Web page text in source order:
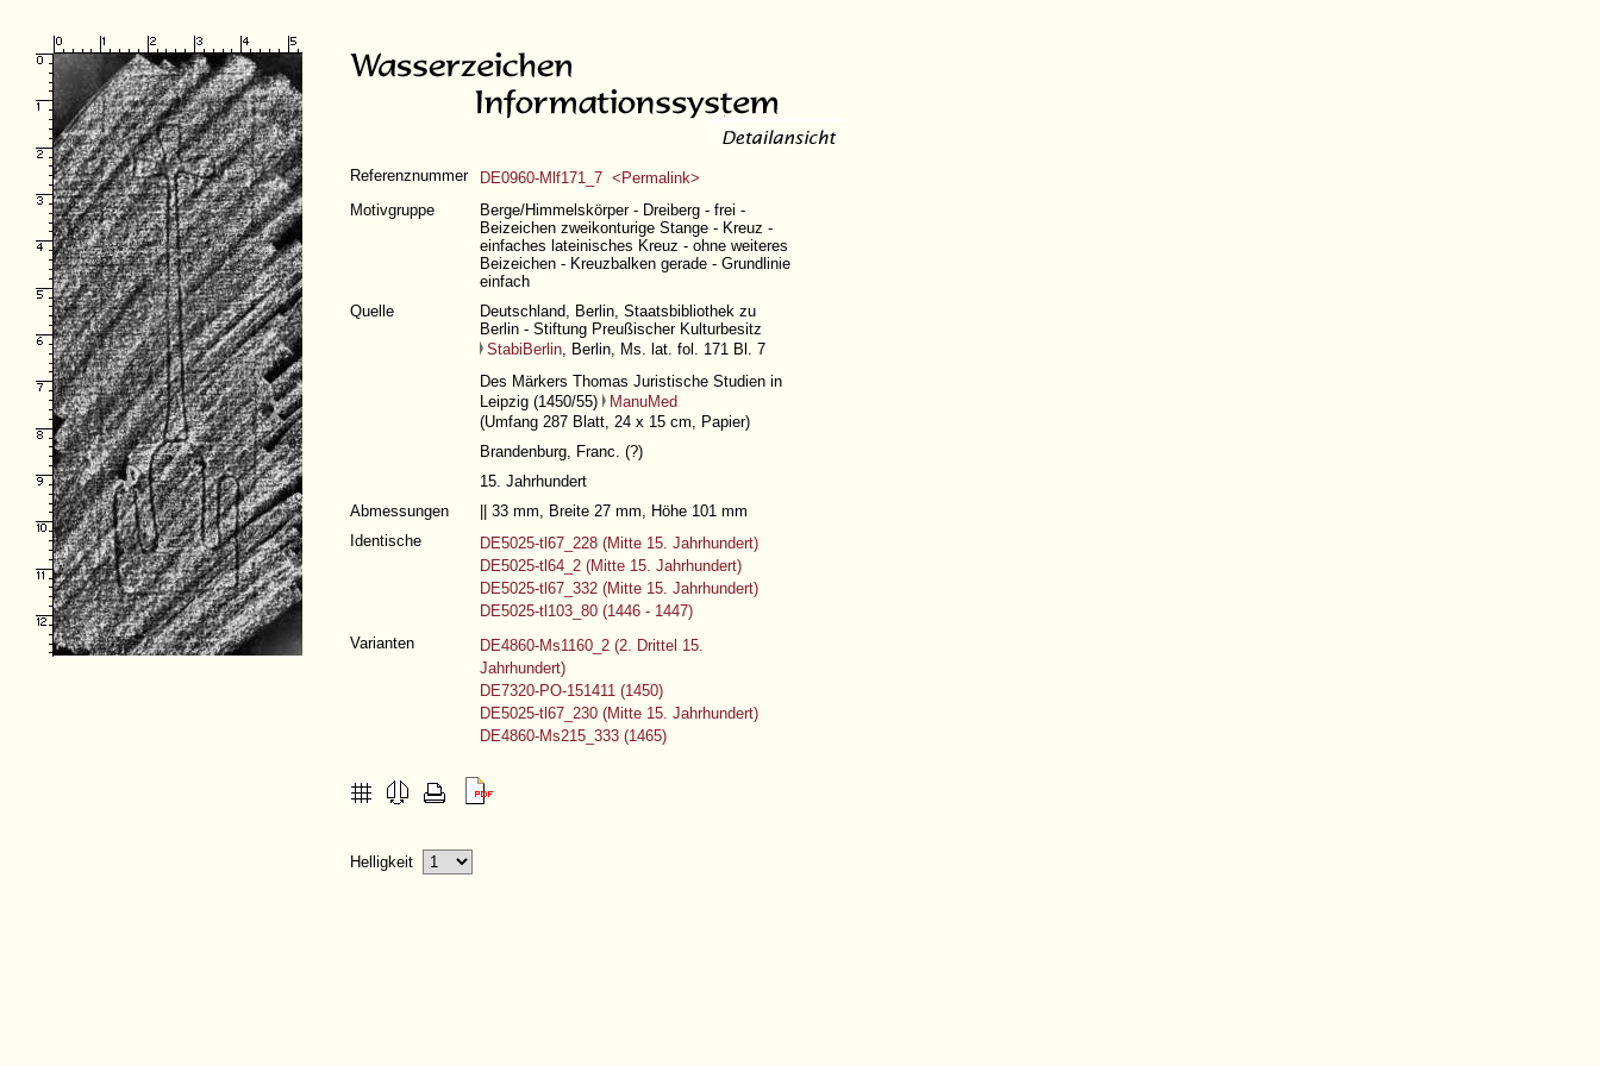
Referenznummer
DE0960-Mlf171_7 <Permalink>
Motivgruppe
Berge/Himmelskörper - Dreiberg - frei -
Beizeichen zweikonturige Stange - Kreuz -
einfaches lateinisches Kreuz - ohne weiteres
Beizeichen - Kreuzbalken gerade - Grundlinie
einfach
Quelle
Deutschland, Berlin, Staatsbibliothek zu
Berlin - Stiftung Preußischer Kulturbesitz
StabiBerlin, Berlin, Ms. lat. fol. 171 Bl. 7
Des Märkers Thomas Juristische Studien in
Leipzig (1450/55)
ManuMed
(Umfang 287 Blatt, 24 x 15 cm, Papier)
Brandenburg, Franc. (?)
15. Jahrhundert
Abmessungen
|| 33 mm, Breite 27 mm, Höhe 101 mm
Identische
DE5025-tl67_228 (Mitte 15. Jahrhundert)
DE5025-tl64_2 (Mitte 15. Jahrhundert)
DE5025-tl67_332 (Mitte 15. Jahrhundert)
DE5025-tl103_80 (1446 - 1447)
Varianten
DE4860-Ms1160_2 (2. Drittel 15.
Jahrhundert)
DE7320-PO-151411 (1450)
DE5025-tl67_230 (Mitte 15. Jahrhundert)
DE4860-Ms215_333 (1465)
Helligkeit